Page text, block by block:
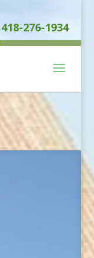
418-276-1934